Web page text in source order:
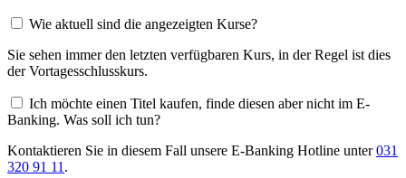
Wie aktuell sind die angezeigten Kurse?
Sie sehen immer den letzten verfügbaren Kurs, in der Regel ist dies
der Vortagesschlusskurs.
Ich möchte einen Titel kaufen, finde diesen aber nicht im E-
Banking. Was soll ich tun?
Kontaktieren Sie in diesem Fall unsere E-Banking Hotline unter031
320 91 11 .